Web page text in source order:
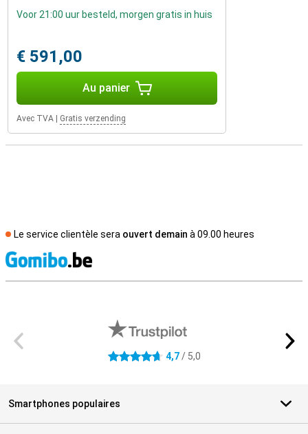
Voor 21:00 uur besteld, morgen gratis in huis
€ 591,00
Au panier
Avec TVA Gratis verzending
Le service clientèle sera ouvert demain à 09.00 heures
4.7 étoiles 4,7/ 5,0
Smartphones populaires